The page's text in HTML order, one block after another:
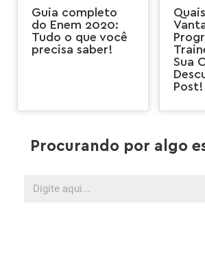
Guia completo
do Enem 2020:
Tudo o que você
precisa saber!
Sua
Post!
Procurando por algo